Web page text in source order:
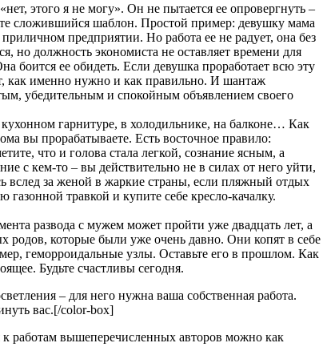
этого я не могу». Он не пытается ее опровергнуть –
сложившийся шаблон. Простой пример: девушку мама
предприятии. Но работа ее не радует, она без
но должность экономиста не оставляет времени для
боится ее обидеть. Если девушка проработает всю эту
как именно нужно и как правильно. И шантаж
убедительным и спокойным объявлением своего
гарнитуре, в холодильнике, на балконе… Как
вы прорабатываете. Есть восточное правило:
что и голова стала легкой, сознание ясным, а
с кем-то – вы действительно не в силах от него уйти,
вслед за женой в жаркие страны, если пляжный отдых
газонной травкой и купите себе кресло-качалку.
развода с мужем может пройти уже двадцать лет, а
которые были уже очень давно. Они копят в себе
геморроидальные узлы. Оставьте его в прошлом. Как
Будьте счастливы сегодня.
– для него нужна ваша собственная работа.
вас.[/color-box]
к работам вышеперечисленных авторов можно как